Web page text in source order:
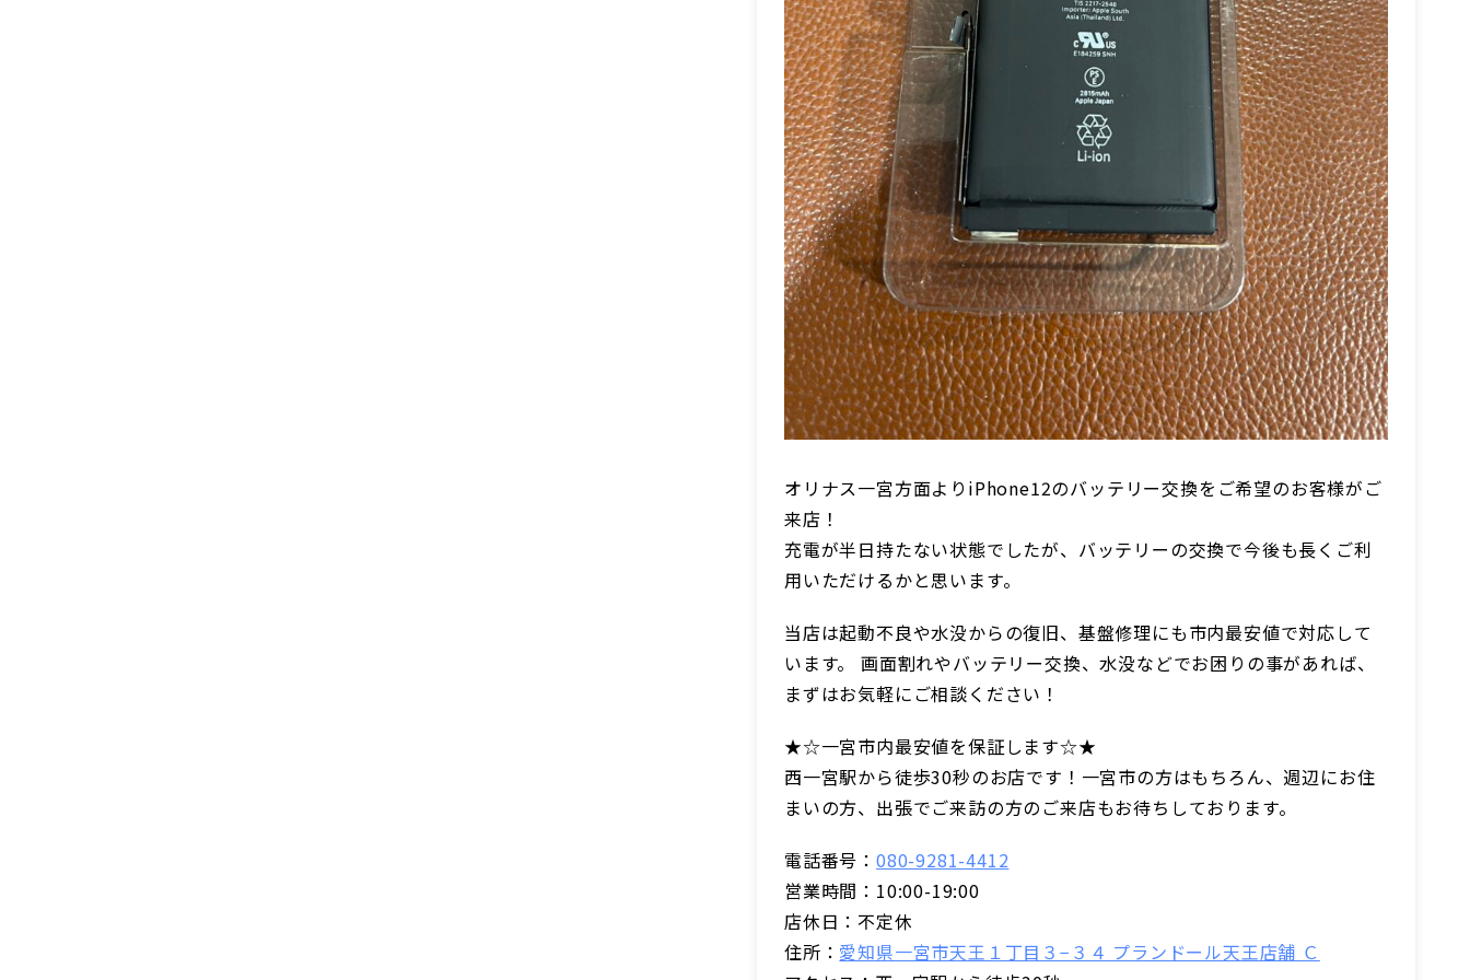
オリナス一宮方面よりiPhone12のバッテリー交換をご希望のお客様がご
来店！
充電が半日持たない状態でしたが、バッテリーの交換で今後も長くご利
用いただけるかと思います。
当店は起動不良や水没からの復旧、基盤修理にも市内最安値で対応して
います。 画面割れやバッテリー交換、水没などでお困りの事があれば、
まずはお気軽にご相談ください！
★☆一宮市内最安値を保証します☆★
西一宮駅から徒歩30秒のお店です！一宮市の方はもちろん、週辺にお住
まいの方、出張でご来訪の方のご来店もお待ちしております。
電話番号： 080-9281-4412
営業時間：10:00-19:00
店休日：不定休
住所： 愛知県一宮市天王１丁目３−３４ プランドール天王店舗 Ｃ